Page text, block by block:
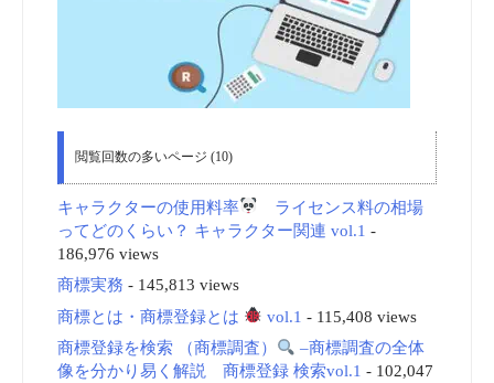
閲覧回数の多いページ (10)
キャラクターの使用料率
ライセンス料の相場
ってどのくらい？ キャラクター関連 vol.1 -
186,976 views
商標実務 - 145,813 views
商標とは・商標登録とは
vol.1 - 115,408 views
商標登録を検索 （商標調査）
–商標調査の全体
像を分かり易く解説 商標登録 検索vol.1 - 102,047